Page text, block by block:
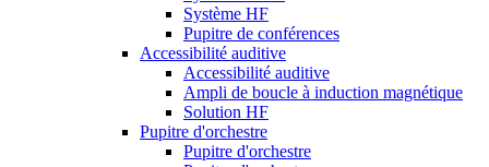
Système HF
Pupitre de conférences
Accessibilité auditive
Accessibilité auditive
Ampli de boucle à induction magnétique
Solution HF
Pupitre d'orchestre
Pupitre d'orchestre